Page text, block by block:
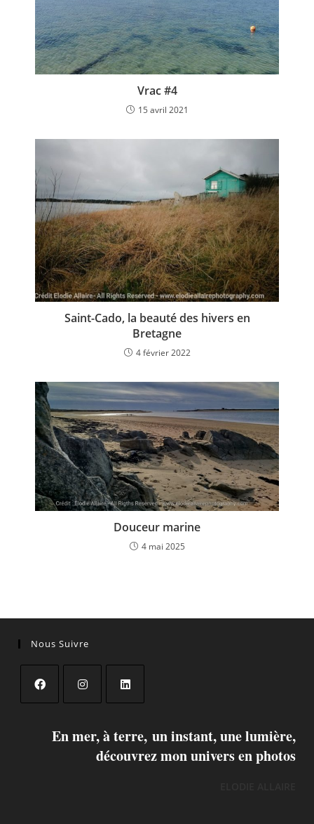
Vrac #4
15 avril 2021
Saint-Cado, la beauté des hivers en
Bretagne
4 février 2022
Douceur marine
4 mai 2025
Nous Suivre
En mer, à terre, un instant, une lumière,
découvrez mon univers en photos